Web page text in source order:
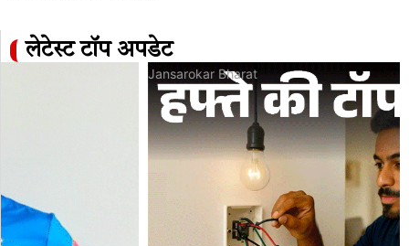
लेटेस्ट टॉप अपडेट